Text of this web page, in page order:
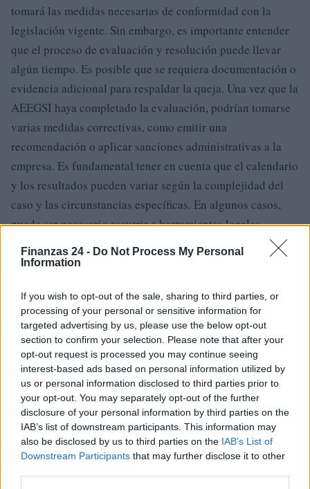
Finanzas 24 - Do Not Process My Personal
Information
If you wish to opt-out of the sale, sharing to third parties, or
processing of your personal or sensitive information for
targeted advertising by us, please use the below opt-out
section to confirm your selection. Please note that after your
opt-out request is processed you may continue seeing
interest-based ads based on personal information utilized by
us or personal information disclosed to third parties prior to
your opt-out. You may separately opt-out of the further
disclosure of your personal information by third parties on the
IAB’s list of downstream participants. This information may
also be disclosed by us to third parties on the IAB’s List of
Downstream Participants that may further disclose it to other
tomará las medidas necesarias de conformidad con la
legislación vigente. Sin embargo, es importante entender
que el proceso de evaluación y resolución puede llevar
algún tiempo. Es posible que se requiera documentación o
evidencia adicional para respaldar la queja. Una vez que la
AEEGSI haya completado la evaluación, podrían tomarse
varias medidas correctivas, como emitir una
recomendación o aplicar sanciones administrativas a la
empresa. Es fundamental tener en cuenta que el calendario
y los resultados pueden variar según la complejidad del
caso y las circunstancias específicas. En algunos casos,
puede ser necesario recurrir a herramientas legales
adicionales, como la asistencia de un abogado
especializado en el sector energético, para obtener una
En conclusión, denunciar la distribución electrónica es un
proceso que requiere paciencia, documentación precisa y
conocimiento de sus derechos. Los motivos para
denunciar pueden variar, pero es importante actuar de
manera oportuna y seguir los procedimientos correctos. La
recopilación de pruebas sólidas es fundamental para
respaldar la queja y obtener una resolución satisfactoria.
La Autoridad del Sistema de Electricidad, Gas y Agua